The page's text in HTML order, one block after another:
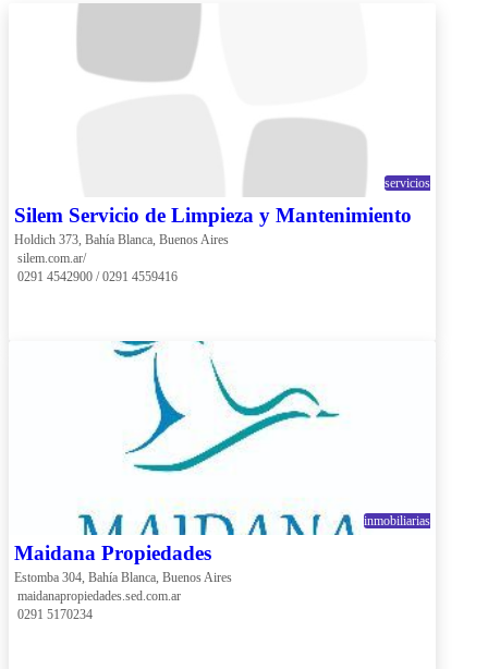
servicios
Silem Servicio de Limpieza y Mantenimiento
Holdich 373, Bahía Blanca, Buenos Aires
silem.com.ar/
0291 4542900 / 0291 4559416
inmobiliarias
Maidana Propiedades
Estomba 304, Bahía Blanca, Buenos Aires
maidanapropiedades.sed.com.ar
0291 5170234